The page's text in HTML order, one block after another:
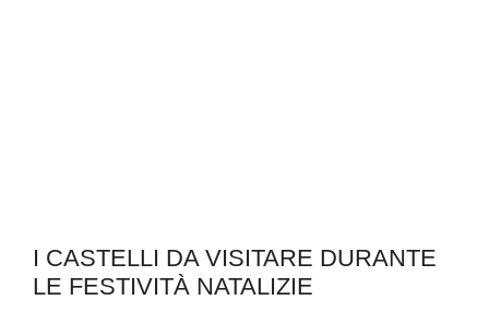
I CASTELLI DA VISITARE DURANTE
LE FESTIVITÀ NATALIZIE